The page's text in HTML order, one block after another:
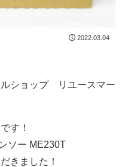
2022.03.04
ショップ リユースマー
す！
ソー ME230T
きました！